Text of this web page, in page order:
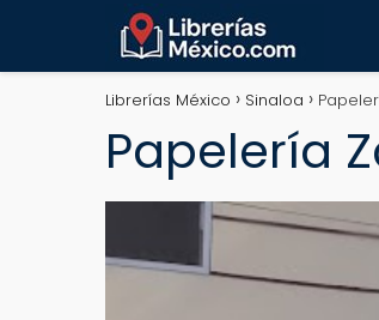
Librerías México Sinaloa
Papelería